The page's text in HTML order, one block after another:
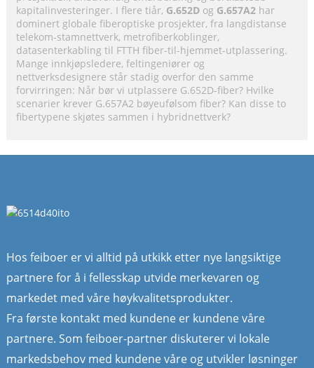
kapitalinvesteringer. I flere tiår, G.652Dog G.657A2har
dominert globale fiberoptiske prosjekter, fra langdistanse
telekom-stamnettverk, metrofiberkoblinger,
datasenterkabling til FTTH fiber-til-hjemmet-utplassering.
Mange innkjøpsledere, feltingeniører og
nettverksdesignere står stadig overfor den samme
forvirringen: Når bør vi utplassere G.652D-fiber? Hvilke
scenarier krever G.657A2 bøyeufølsom fiber? Kan disse to
fibertypene skjøtes sammen i hybridnettverk?
Hos feiboer er vi alltid på utkikk etter nye langsiktige
partnere for å i fellesskap utvide merkevaren og
markedet med våre høykvalitetsprodukter.
Fra første kontakt med kundene er kundene våre
partnere. Som feiboer-partner diskuterer vi lokale
markedsbehov med kundene våre og utvikler løsninger